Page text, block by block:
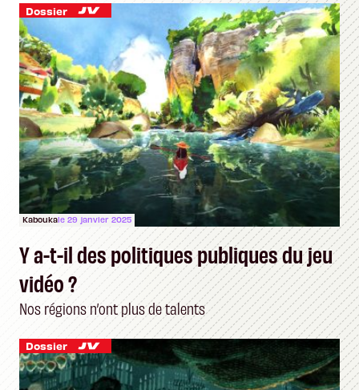
Dossier
Kaboukale 29 janvier 2025
Y a-t-il des politiques publiques du jeu
vidéo ?
Nos régions n’ont plus de talents
Dossier